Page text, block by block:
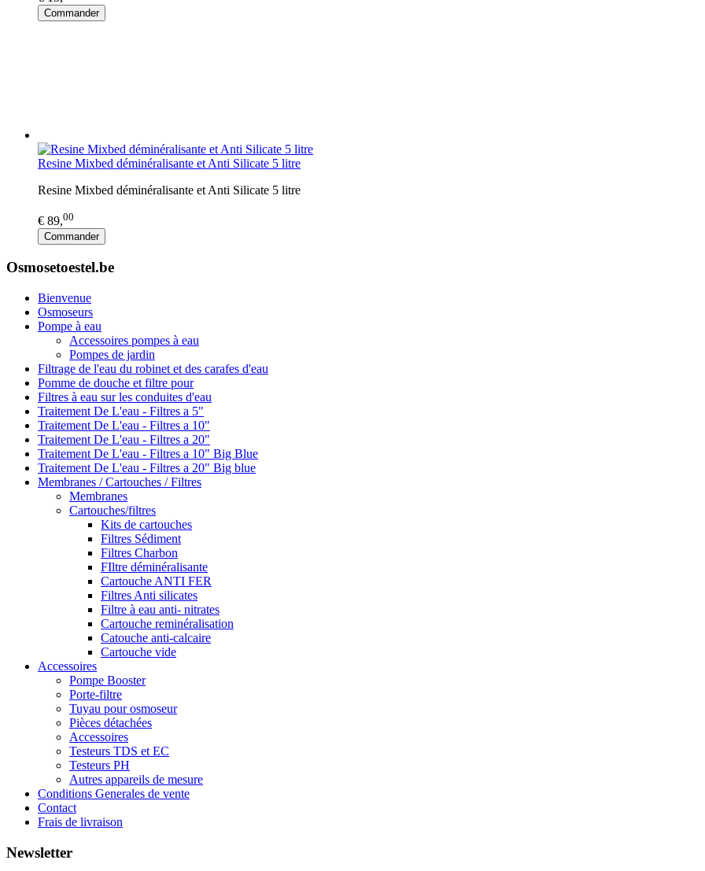
Commander
Resine Mixbed déminéralisante et Anti Silicate 5 litre
Resine Mixbed déminéralisante et Anti Silicate 5 litre
€ 89,00
Commander
Osmosetoestel.be
Bienvenue
Osmoseurs
Pompe à eau
Accessoires pompes à eau
Pompes de jardin
Filtrage de l'eau du robinet et des carafes d'eau
Pomme de douche et filtre pour
Filtres à eau sur les conduites d'eau
Traitement De L'eau - Filtres a 5"
Traitement De L'eau - Filtres a 10"
Traitement De L'eau - Filtres a 20"
Traitement De L'eau - Filtres a 10" Big Blue
Traitement De L'eau - Filtres a 20" Big blue
Membranes / Cartouches / Filtres
Membranes
Cartouches/filtres
Kits de cartouches
Filtres Sédiment
Filtres Charbon
FIltre déminéralisante
Cartouche ANTI FER
Filtres Anti silicates
Filtre à eau anti- nitrates
Cartouche reminéralisation
Catouche anti-calcaire
Cartouche vide
Accessoires
Pompe Booster
Porte-filtre
Tuyau pour osmoseur
Pièces détachées
Accessoires
Testeurs TDS et EC
Testeurs PH
Autres appareils de mesure
Conditions Generales de vente
Contact
Frais de livraison
Newsletter